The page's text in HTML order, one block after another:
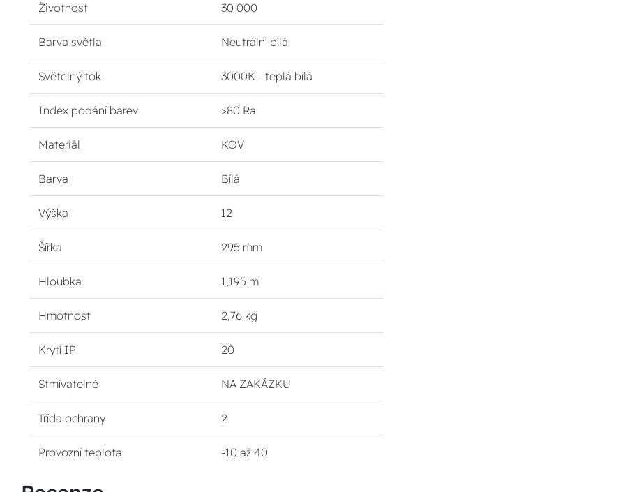
Životnost 30 000
Barva světla Neutrální bílá
Světelný tok 3000K - teplá bílá
Index podání barev >80 Ra
Materiál KOV
Barva Bílá
Výška 12
Šířka 295 mm
Hloubka 1,195 m
Hmotnost 2,76 kg
Krytí IP 20
Stmívatelné NA ZAKÁZKU
Třída ochrany 2
Provozní teplota -10 až 40